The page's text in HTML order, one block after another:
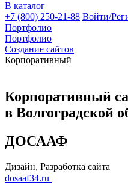
В каталог
+7 (800) 250-21-88 Войти/
Портфолио
Портфолио
Создание сайтов
Корпоративный
Корпоративный
в Волгоградской
ДОСААФ
Дизайн, Разработка сайта
dosaaf34.ru